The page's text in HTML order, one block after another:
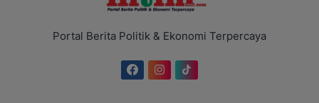
Portal Berita Politik & Ekonomi Terpercaya